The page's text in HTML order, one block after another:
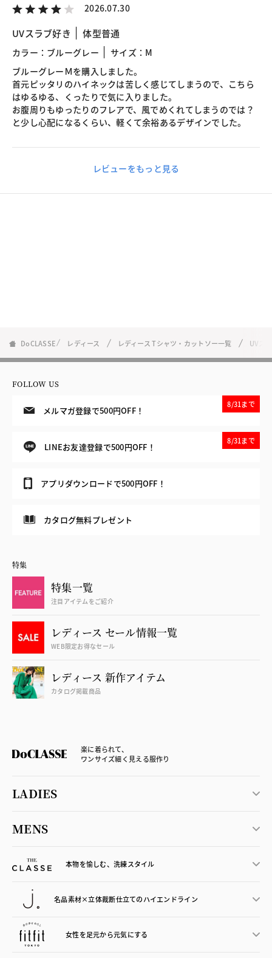
2026.07.30
UVスラブ好き 体型普通
カラー：ブルーグレー
サイズ：M
ブルーグレーＭを購入しました。
首元ピッタリのハイネックは苦しく感じてしまうので、こちら
はゆるゆる、くったりで気に入りました。
お腹周りもゆったりのフレアで、風でめくれてしまうのでは？
と少し心配になるくらい、軽くて余裕あるデザインでした。
レビューをもっと見る
DoCLASSE レディース レディース Tシャツ・カットソー一覧 UVス
FOLLOW US
メルマガ登録で500円OFF！
8/31まで
LINEお友達登録で500円OFF！
8/31まで
アプリダウンロードで500円OFF！
カタログ無料プレゼント
特集
特集一覧
注目アイテムをご紹介
レディース セール情報一覧
WEB限定お得なセール
レディース 新作アイテム
カタログ掲載商品
楽に着られて、
ワンサイズ細く見える服作り
LADIES
MENS
本物を愉しむ、洗練スタイル
名品素材×立体裁断仕立てのハイエンドライン
女性を足元から元気にする